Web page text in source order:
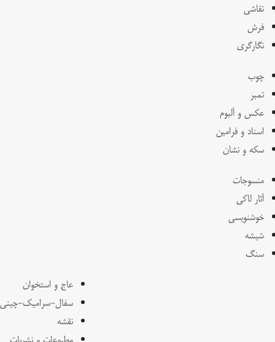
نقاشی
فرش
نگارگری
چوب
تمبر
عکس و آلبوم
اسناد و فرامین
سکه و نشان
منسوجات
آثار لاکی
خوشنویسی
شیشه
سنگ
عاج و استخوان
سفال-سرامیک-چینی
نقشه